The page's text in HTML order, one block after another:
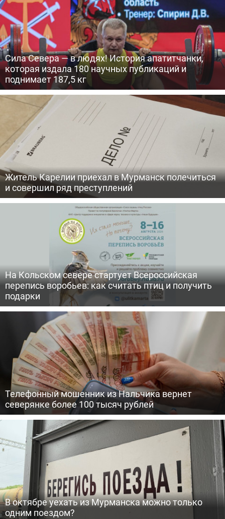
Сила Севера — в людях! История апатитчанки,
которая издала 180 научных публикаций и
поднимает 187,5 кг
Житель Карелии приехал в Мурманск полечиться
и совершил ряд преступлений
На Кольском севере стартует Всероссийская
перепись воробьев: как считать птиц и получить
подарки
Телефонный мошенник из Нальчика вернет
северянке более 100 тысяч рублей
В октябре уехать из Мурманска можно только
одним поездом?